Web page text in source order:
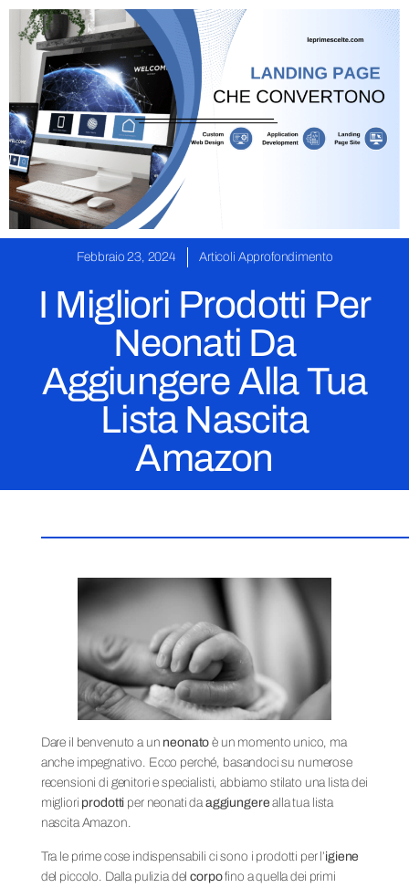
Febbraio 23, 2024 Articoli Approfondimento
I Migliori Prodotti Per
Neonati Da
Aggiungere Alla Tua
Lista Nascita
Amazon
Dare il benvenuto a un neonato è un momento unico, ma
anche impegnativo. Ecco perché, basandoci su numerose
recensioni di genitori e specialisti, abbiamo stilato una lista dei
migliori prodotti per neonati daaggiungere alla tua lista
nascita Amazon.
Tra le prime cose indispensabili ci sono i prodotti per l’igiene
del piccolo. Dalla pulizia delcorpofino a quella dei primi